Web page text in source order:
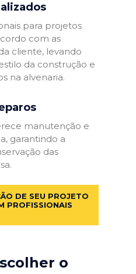
para projetos
com as
cliente, levando
da construção e
na alvenaria.
manutenção e
garantindo a
das
DE SEU PROJETO
PROFISSIONAIS
o